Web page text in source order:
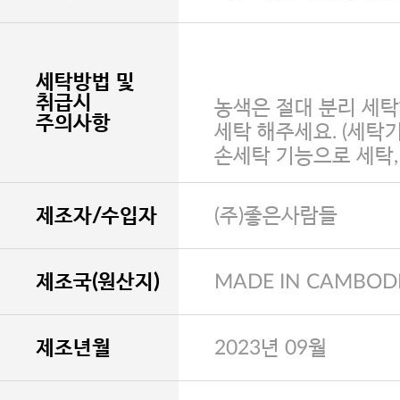
세탁방법 및
취급시
주의사항
농색은 절대 분리 세
세탁 해주세요. (세탁
손세탁 기능으로 세탁
제조자/수입자 (주)좋은사람들
제조국(원산지) MADE IN
제조년월 2023년 09월